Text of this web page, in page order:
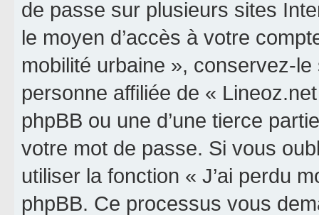
de passe sur plusieurs sites
le moyen d’accès à votre
mobilité urbaine », conservez-
personne affiliée de «
phpBB ou une d’une tierce
votre mot de passe. Si vous
utiliser la fonction « J’ai perdu
phpBB. Ce processus vous